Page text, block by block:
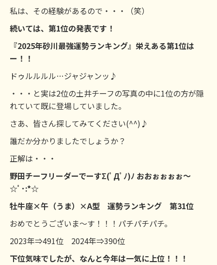
私は、その経験があるので・・・（笑）
続いては、第1位の発表です！
『2025年砂川最強運勢ランキング』栄えある第1位は
ー！！
ドゥルルルル…ジャジャンッ♪
・・・と実は2位の土井チーフの写真の中に1位の方が隠
れていて既に登場していました。
さあ、皆さん探してみてください(^^)♪
誰だか分かりましたでしょうか？
正解は・・・
野田チーフリーダーでーすΣ(ﾟДﾟﾉ)ﾉ おおぉぉぉぉ～
☆ﾟ･:*☆
牡牛座×午（うま）×A型 運勢ランキング 第31位
おめでとうございま～す！！！パチパチパチ。
2023年⇒491位 2024年⇒390位
下位気味でしたが、なんと今年は一気に上位！！！